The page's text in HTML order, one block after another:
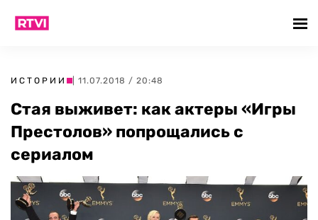
ИСТОРИИ | 11.07.2018 / 20:48
Стая выживет: как актеры «Игры
Престолов» попрощались с
сериалом